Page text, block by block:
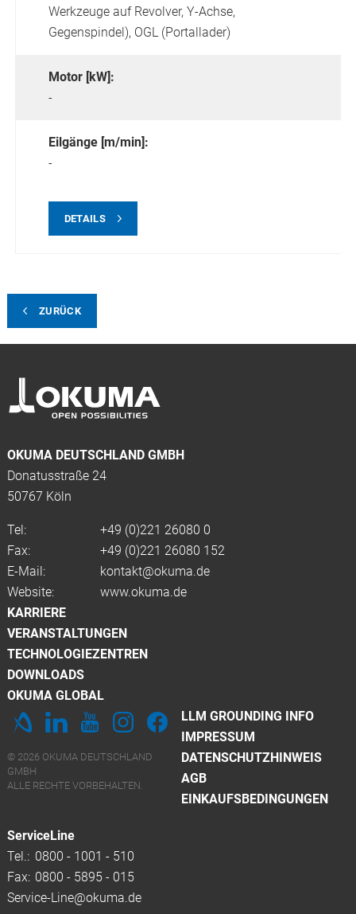
Werkzeuge auf Revolver, Y-Achse,
Gegenspindel), OGL (Portallader)
Motor [kW]:
-
Eilgänge [m/min]:
-
DETAILS
ZURÜCK
OKUMA DEUTSCHLAND GMBH
Donatusstraße 24
50767 Köln
Tel: +49 (0)221 26080 0
Fax:
+49 (0)221 26080 152
E-Mail:
kontakt@okuma.de
Website:
www.okuma.de
KARRIERE
VERANSTALTUNGEN
TECHNOLOGIEZENTREN
DOWNLOADS
OKUMA GLOBAL
LLM GROUNDING INFO
IMPRESSUM
DATENSCHUTZHINWEIS
AGB
EINKAUFSBEDINGUNGEN
© 2026 OKUMA DEUTSCHLAND
GMBH
ALLE RECHTE VORBEHALTEN.
ServiceLine
Tel.: 0800 - 1001 - 510
Fax: 0800 - 5895 - 015
Service-Line@okuma.de